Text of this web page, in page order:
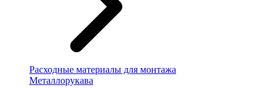
Расходные материалы для монтажа
Металлорукава